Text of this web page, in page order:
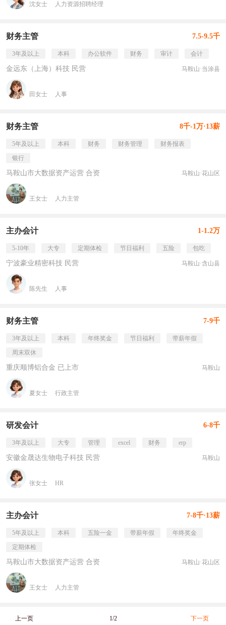
沈女士 人力资源招聘经理
财务主管 7.5-9.5千
3年及以上 本科 办公软件 财务 审计 会计
金远东（上海）科技 民营 马鞍山·当涂县
田女士 人事
财务主管 8千-1万·13薪
5年及以上 本科 财务 财务管理
财务报表
银行
马鞍山市大数据资产运营 合资 马鞍山·花山区
王女士 人力主管
主办会计 1-1.2万
5-10年 大专 定期体检 节日福利 五险 包吃
宁波豪业精密科技 民营 马鞍山·含山县
陈先生 人事
财务主管 7-9千
3年及以上 本科 年终奖金 节日福利
带薪年假
周末双休
重庆顺博铝合金 已上市 马鞍山
夏女士 行政主管
研发会计 6-8千
3年及以上 大专 管理 excel 财务 erp
安徽金晟达生物电子科技 民营 马鞍山
张女士 HR
主办会计 7-8千·13薪
5年及以上 本科 五险一金 带薪年假
年终奖金
定期体检
马鞍山市大数据资产运营 合资 马鞍山·花山区
王女士 人力主管
上一页 1/2 下一页